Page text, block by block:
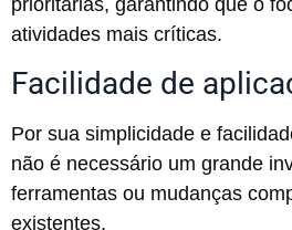
prioritárias, garantindo que o
atividades mais críticas.
Facilidade de
Por sua simplicidade e
não é necessário um grande
ferramentas ou mudanças
existentes.